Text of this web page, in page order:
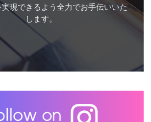
現できるよう全力でお手伝いいた
します。